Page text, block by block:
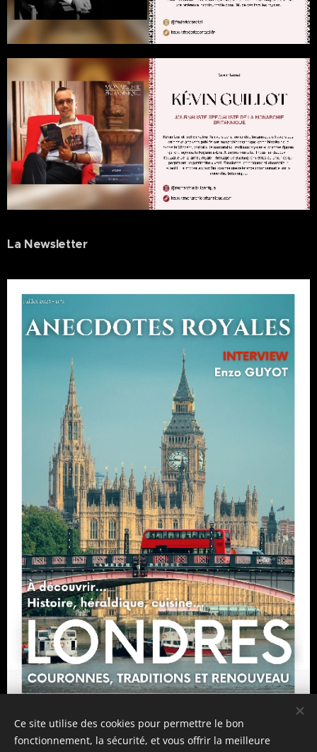
La Newsletter
Lire les Newsletter
Ce site utilise des cookies pour permettre le bon
fonctionnement, la sécurité, et vous offrir la meilleure